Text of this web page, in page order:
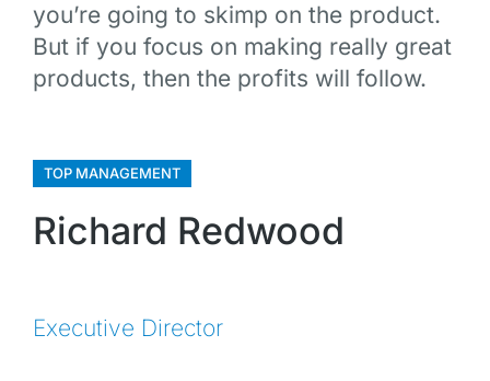
TOP MANAGEMENT
Richard Redwood
Executive Director
you’re going to skimp on the product.
But if you focus on making really great
products, then the profits will follow.